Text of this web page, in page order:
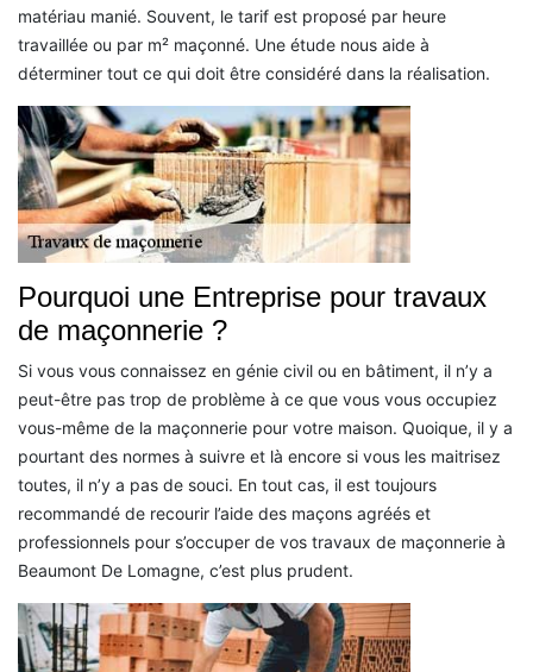
matériau manié. Souvent, le tarif est proposé par heure
travaillée ou par m² maçonné. Une étude nous aide à
déterminer tout ce qui doit être considéré dans la réalisation.
Pourquoi une Entreprise pour travaux
de maçonnerie ?
Si vous vous connaissez en génie civil ou en bâtiment, il n’y a
peut-être pas trop de problème à ce que vous vous occupiez
vous-même de la maçonnerie pour votre maison. Quoique, il y a
pourtant des normes à suivre et là encore si vous les maitrisez
toutes, il n’y a pas de souci. En tout cas, il est toujours
recommandé de recourir l’aide des maçons agréés et
professionnels pour s’occuper de vos travaux de maçonnerie à
Beaumont De Lomagne, c’est plus prudent.